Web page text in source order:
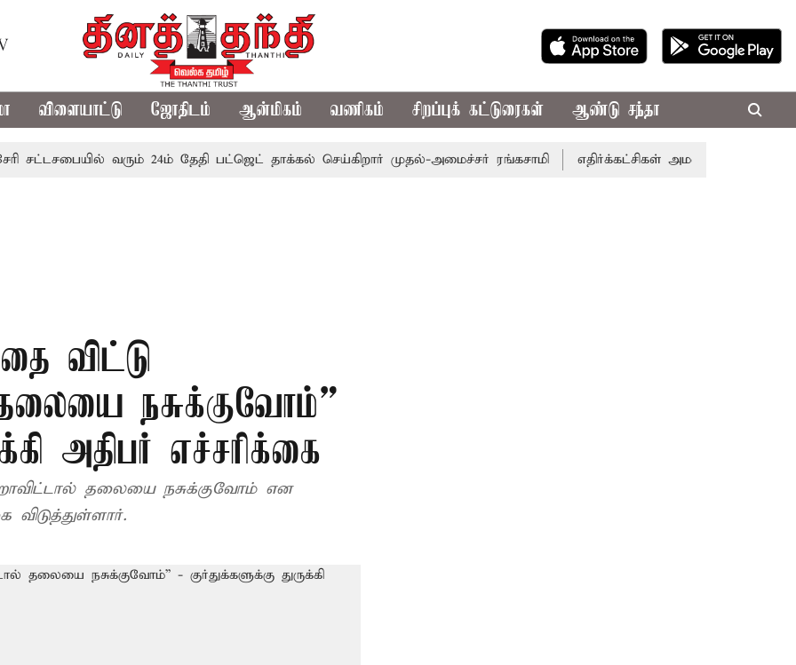
விளையாட்டு ஜோதிடம் ஆன்மிகம் வணிகம் சிறப்புக் கட்டுரைகள் ஆண்டு சந்தா
வரும் 24ம் தேதி பட்ஜெட் தாக்கல் செய்கிறார் முதல்-அமைச்சர் ரங்கசாமி எதிர்க்கட்சிகள் அமளி: நாடாளுமன்ற இரு
விட்டு
நசுக்குவோம்”
அதிபர் எச்சரிக்கை
தலையை நசுக்குவோம் என
விடுத்துள்ளார்.